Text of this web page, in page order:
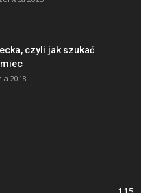
czyli jak szukać
2018